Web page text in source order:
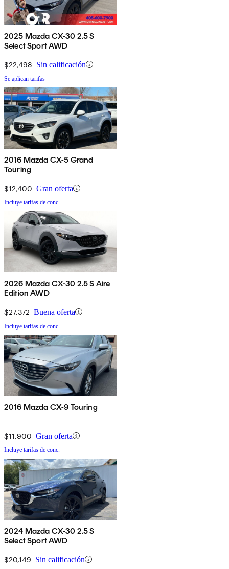
2025 Mazda CX-30 2.5 S
Select Sport AWD
$22,498 Sin calificación
Se aplican tarifas
2016 Mazda CX-5 Grand
Touring
$12,400 Gran oferta
Incluye tarifas de conc.
2026 Mazda CX-30 2.5 S Aire
Edition AWD
$27,372 Buena oferta
Incluye tarifas de conc.
2016 Mazda CX-9 Touring
$11,900 Gran oferta
Incluye tarifas de conc.
2024 Mazda CX-30 2.5 S
Select Sport AWD
$20,149 Sin calificación